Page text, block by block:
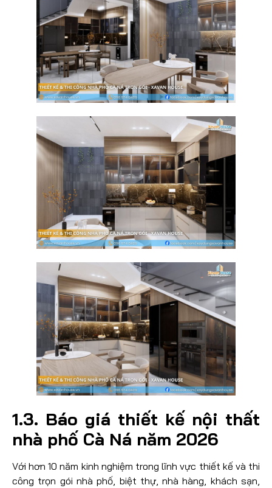
1.3. Báo giá thiết kế nội thất
nhà phố Cà Ná năm 2026
Với hơn 10 năm kinh nghiệm trong lĩnh vực thiết kế và thi
công trọn gói nhà phố, biệt thự, nhà hàng, khách sạn,